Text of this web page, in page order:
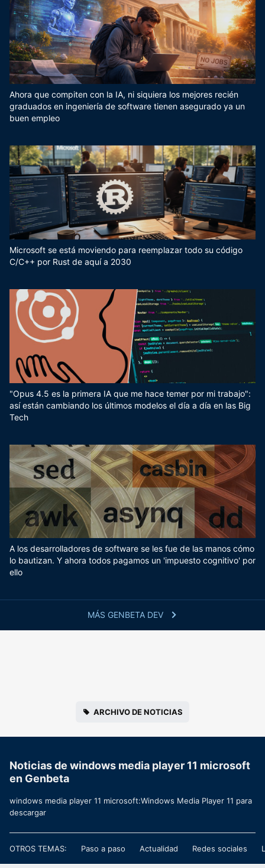
MÁS GENBETA DEV
Ahora que compiten con la IA, ni siquiera los mejores recién
graduados en ingeniería de software tienen asegurado ya un
buen empleo
Microsoft se está moviendo para reemplazar todo su código
C/C++ por Rust de aquí a 2030
"Opus 4.5 es la primera IA que me hace temer por mi trabajo":
así están cambiando los últimos modelos el día a día en las Big
Tech
A los desarrolladores de software se les fue de las manos cómo
lo bautizan. Y ahora todos pagamos un 'impuesto cognitivo' por
ello
ARCHIVO DE NOTICIAS
Noticias de windows media player 11 microsoft
en Genbeta
windows media player 11 microsoft:Windows Media Player 11 para
descargar
OTROS TEMAS: Paso a paso Actualidad Redes sociales